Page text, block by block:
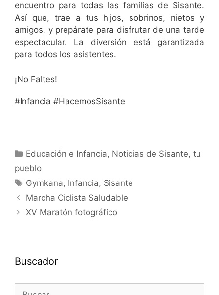
encuentro para todas las familias de Sisante.
Así que, trae a tus hijos, sobrinos, nietos y
amigos, y prepárate para disfrutar de una tarde
espectacular. La diversión está garantizada
para todos los asistentes.
¡No Faltes!
#Infancia #HacemosSisante
Educación e Infancia, Noticias de Sisante, tu
pueblo
Gymkana, Infancia, Sisante
Marcha Ciclista Saludable
XV Maratón fotográfico
Buscador